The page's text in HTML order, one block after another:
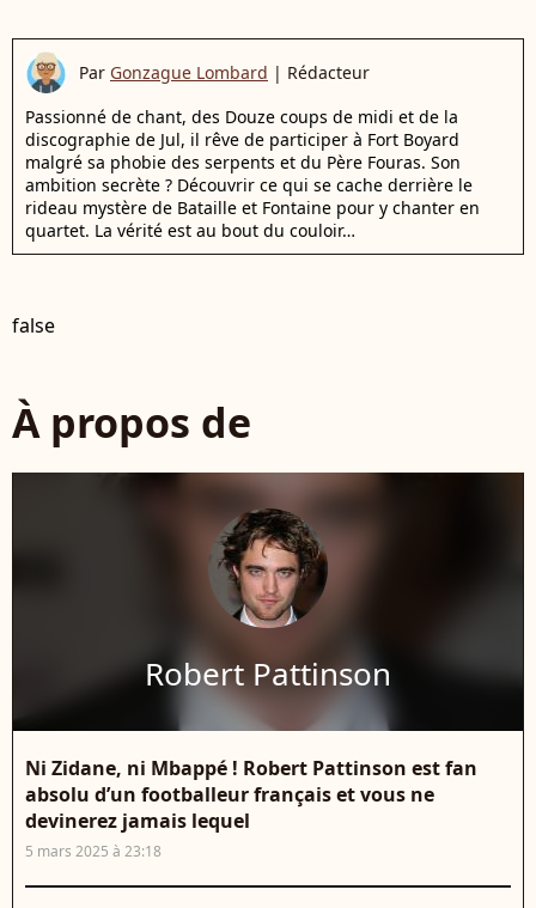
Par Gonzague Lombard | Rédacteur
Passionné de chant, des Douze coups de midi et de la
discographie de Jul, il rêve de participer à Fort Boyard
malgré sa phobie des serpents et du Père Fouras. Son
ambition secrète ? Découvrir ce qui se cache derrière le
rideau mystère de Bataille et Fontaine pour y chanter en
quartet. La vérité est au bout du couloir…
false
À propos de
Robert Pattinson
Ni Zidane, ni Mbappé ! Robert Pattinson est fan
absolu d’un footballeur français et vous ne
devinerez jamais lequel
5 mars 2025 à 23:18